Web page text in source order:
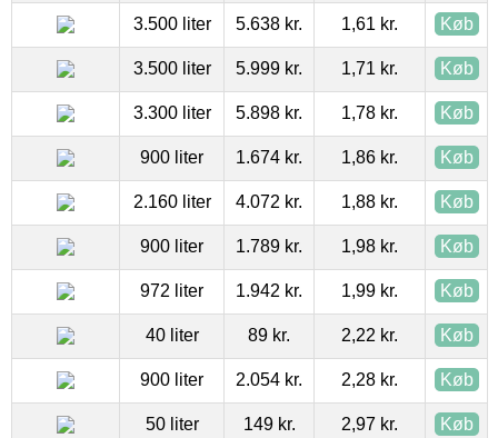
3.500 liter 5.638 kr. 1,61 kr. Køb
3.500 liter 5.999 kr. 1,71 kr. Køb
3.300 liter 5.898 kr. 1,78 kr. Køb
900 liter 1.674 kr. 1,86 kr. Køb
2.160 liter 4.072 kr. 1,88 kr. Køb
900 liter 1.789 kr. 1,98 kr. Køb
972 liter 1.942 kr. 1,99 kr. Køb
40 liter 89 kr. 2,22 kr. Køb
900 liter 2.054 kr. 2,28 kr. Køb
50 liter 149 kr. 2,97 kr. Køb